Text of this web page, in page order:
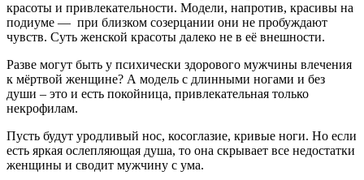
красоты и привлекательности. Модели, напротив, красивы на
подиуме — при близком созерцании они не пробуждают
чувств. Суть женской красоты далеко не в её внешности.
Разве могут быть у психически здорового мужчины влечения
к мёртвой женщине? А модель с длинными ногами и без
души – это и есть покойница, привлекательная только
некрофилам.
Пусть будут уродливый нос, косоглазие, кривые ноги. Но если
есть яркая ослепляющая душа, то она скрывает все недостатки
женщины и сводит мужчину с ума.